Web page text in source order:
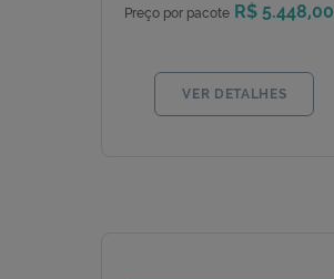
Preço por pacote R$ 5.448,00
VER DETALHES